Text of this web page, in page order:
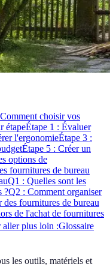
Comment choisir vos
étapeÉtape 1 : Évaluer
l'ergonomieÉtape 3 :
Étape 5 : Créer un
options de
fournitures de bureau
Q1 : Quelles sont les
?Q2 : Comment organiser
des fournitures de bureau
de l'achat de fournitures
aller plus loin :Glossaire
les outils, matériels et